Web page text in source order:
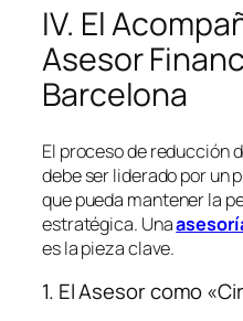
IV. El
Asesor
Barcelona
El proceso de reducción
debe ser liderado por un
que pueda mantener la
estratégica. Una
es la pieza clave.
1. El Asesor como